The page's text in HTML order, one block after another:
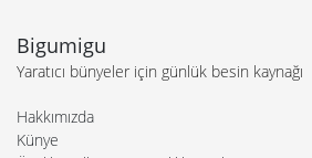
Bigumigu
Yaratıcı bünyeler için günlük besin kaynağı
Hakkımızda
Künye